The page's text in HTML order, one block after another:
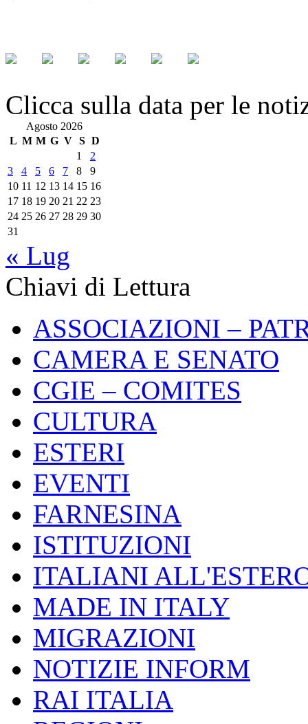
Clicca sulla data per le
Agosto 2026
L M M G V S D
1
2
3
4 5 6 7 8
9
10 11 12 13 14 15 16
17 18 19 20 21 22 23
24 25 26 27 28 29 30
31
« Lug
Chiavi di Lettura
ASSOCIAZIONI –
CAMERA E SENATO
CGIE – COMITES
CULTURA
ESTERI
EVENTI
FARNESINA
ISTITUZIONI
ITALIANI
MADE IN ITALY
MIGRAZIONI
NOTIZIE INFORM
RAI ITALIA